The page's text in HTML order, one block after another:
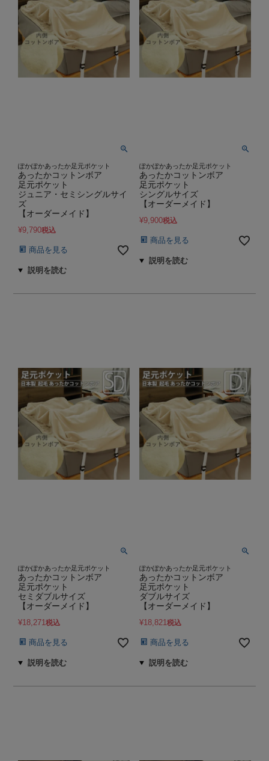
ぽかぽかあったか足元ポケット
あったかコットンボア
足元ポケット
ジュニア・セミシングルサイ
ズ
【オーダーメイド】
¥9,790税込
商品を見る
ぽかぽかあったか足元ポケット
あったかコットンボア
足元ポケット
シングルサイズ
【オーダーメイド】
¥9,900税込
商品を見る
ぽかぽかあったか足元ポケット
あったかコットンボア
足元ポケット
セミダブルサイズ
【オーダーメイド】
¥18,271税込
商品を見る
ぽかぽかあったか足元ポケット
あったかコットンボア
足元ポケット
ダブルサイズ
【オーダーメイド】
¥18,821税込
商品を見る